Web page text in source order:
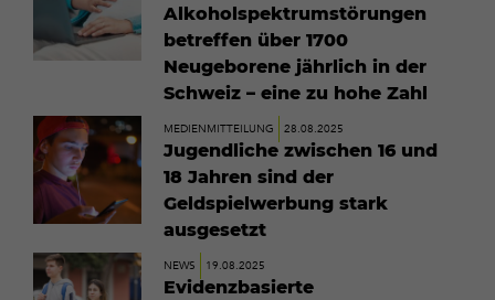
Alkoholspektrumstörungen
betreffen über 1700
Neugeborene jährlich in der
Schweiz – eine zu hohe Zahl
MEDIENMITTEILUNG 28.08.2025
Jugendliche zwischen 16 und
18 Jahren sind der
Geldspielwerbung stark
ausgesetzt
Mehr
erfahren
NEWS 19.08.2025
Evidenzbasierte
Mehr
erfahren